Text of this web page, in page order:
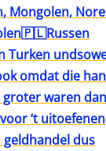
Mongolen,
Turken
omdat die
groter waren
‘t uitoefenen
geldhandel dus